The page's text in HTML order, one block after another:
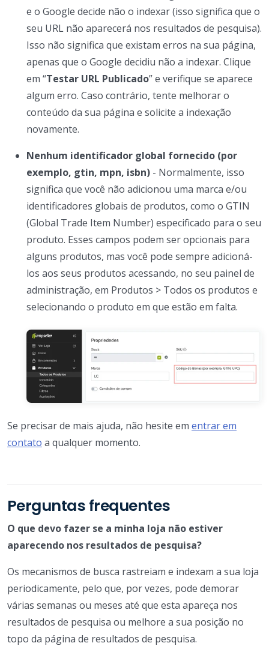
e o Google decide não o indexar (isso significa que o
seu URL não aparecerá nos resultados de pesquisa).
Isso não significa que existam erros na sua página,
apenas que o Google decidiu não a indexar. Clique
em “Testar URL Publicado” e verifique se aparece
algum erro. Caso contrário, tente melhorar o
conteúdo da sua página e solicite a indexação
novamente.
Nenhum identificador global fornecido (por
exemplo, gtin, mpn, isbn) - Normalmente, isso
significa que você não adicionou uma marca e/ou
identificadores globais de produtos, como o GTIN
(Global Trade Item Number) especificado para o seu
produto. Esses campos podem ser opcionais para
alguns produtos, mas você pode sempre adicioná-
los aos seus produtos acessando, no seu painel de
administração, em Produtos > Todos os produtos e
selecionando o produto em que estão em falta.
Se precisar de mais ajuda, não hesite em entrar em
contato a qualquer momento.
Perguntas frequentes
O que devo fazer se a minha loja não estiver
aparecendo nos resultados de pesquisa?
Os mecanismos de busca rastreiam e indexam a sua loja
periodicamente, pelo que, por vezes, pode demorar
várias semanas ou meses até que esta apareça nos
resultados de pesquisa ou melhore a sua posição no
topo da página de resultados de pesquisa.